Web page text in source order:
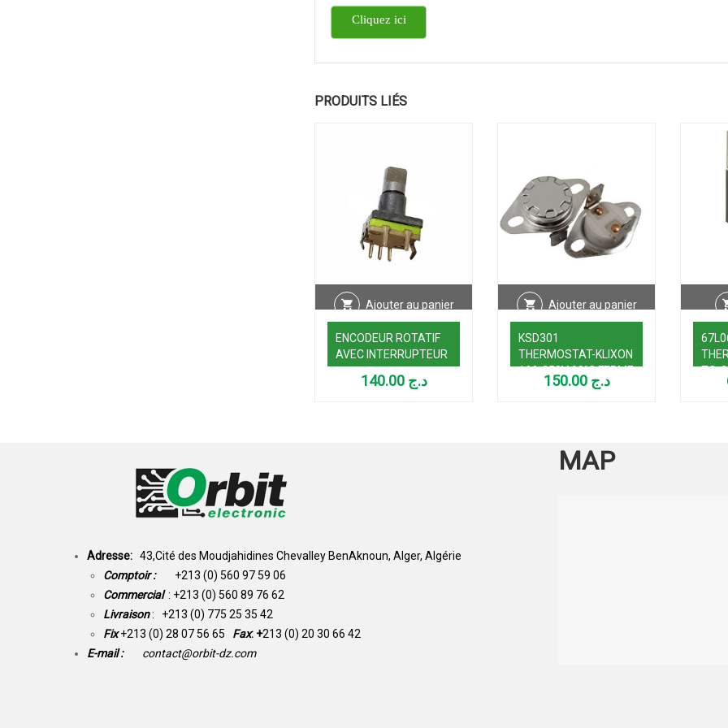
Cliquez ici
PRODUITS LIÉS
Ajouter au panier
ENCODEUR ROTATIF
AVEC INTERRUPTEUR
د.ج 140.00
Ajouter au panier
KSD301
THERMOSTAT-KLIXON
16A 250V 90°C FERME
د.ج 150.00
TO-
Adresse: 43,Cité des Moudjahidines Chevalley BenAknoun, Alger, Algérie
Comptoir : +213 (0) 560 97 59 06
Commercial : +213 (0) 560 89 76 62
Livraison: +213 (0) 775 25 35 42
Fix +213 (0) 28 07 56 65 Fax: +213 (0) 20 30 66 42
E-mail :
contact@orbit-dz.com
MAP